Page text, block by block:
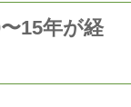
15年が経